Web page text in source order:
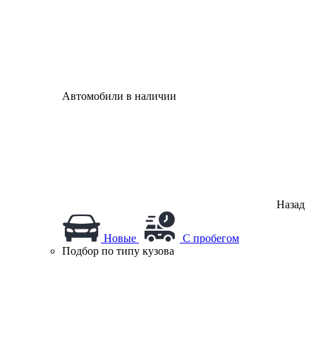
Автомобили в наличии
Назад
Новые
С пробегом
Подбор по типу кузова